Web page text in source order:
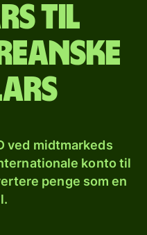
til
ved midtmarkeds
konto til
penge som en